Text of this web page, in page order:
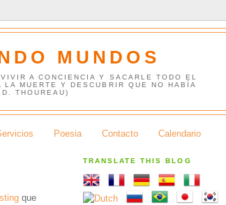
MUNDOS
A CONCIENCIA Y SACARLE TODO EL
MUERTE Y DESCUBRIR QUE NO HABÍA
THOUREAU)
Poesia Contacto Calendario
que
TRANSLATE THIS BLOG